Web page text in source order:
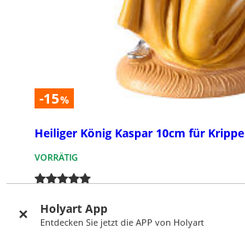
Holyart App
Entdecken Sie jetzt die APP von Holyart
-15%
Heiliger König Kaspar 10cm für Krippe
VORRÄTIG